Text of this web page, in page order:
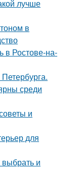
лучше
в
в Ростове-на-
среди
и
для
выбрать и